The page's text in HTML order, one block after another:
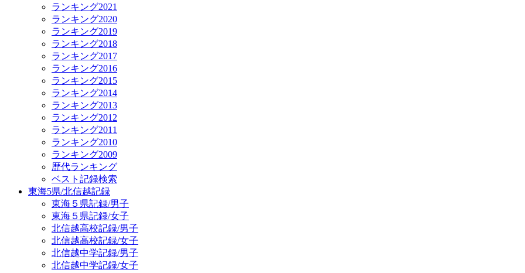
ランキング2021
ランキング2020
ランキング2019
ランキング2018
ランキング2017
ランキング2016
ランキング2015
ランキング2014
ランキング2013
ランキング2012
ランキング2011
ランキング2010
ランキング2009
歴代ランキング
ベスト記録検索
東海5県/北信越記録
東海５県記録/男子
東海５県記録/女子
北信越高校記録/男子
北信越高校記録/女子
北信越中学記録/男子
北信越中学記録/女子